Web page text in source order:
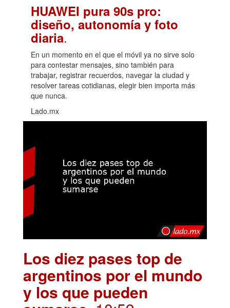
HUAWEI pura 90s pro:
diseño, autonomía y foto
diaria.
En un momento en el que el móvil ya no sirve solo
para contestar mensajes, sino también para
trabajar, registrar recuerdos, navegar la ciudad y
resolver tareas cotidianas, elegir bien importa más
que nunca.
Lado.mx
Los diez pases top de
argentinos por el mundo
y los que pueden